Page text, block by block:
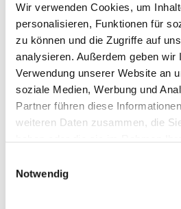
Wir verwenden Cookies, um
personalisieren, Funktionen für
zu können und die Zugriffe auf
analysieren. Außerdem geben wir
Verwendung unserer Website an
soziale Medien, Werbung und
Partner führen diese
weiteren Daten zusammen, die
Notwendig
Die additive Fertigung galt
Zukunftstechnologie für
Maschinenbau – inzwischen
auch Einzug in die Augenoptik.
sich Brillenfassungen direkt im
produzieren, individualisieren
vor den Augen der Kundinnen
Für Augenoptiker eröffnen sich
kleinere Lager, flexible
zunehmend digitaler und
Gleichzeitig zeigt sich schnell: